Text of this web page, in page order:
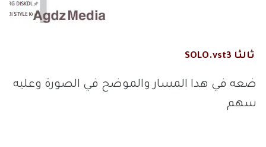
ثالثا SOLO.vst3
ضعه في هدا المسار والموضح في الصورة وعليه
سهم